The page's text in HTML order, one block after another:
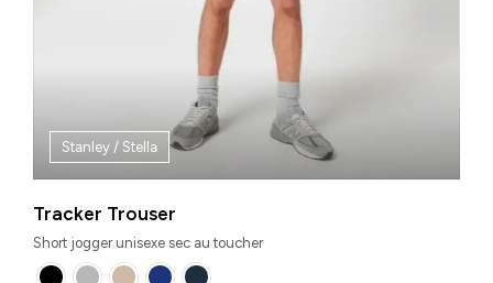
Stanley / Stella
Tracker Trouser
Short jogger unisexe sec au toucher